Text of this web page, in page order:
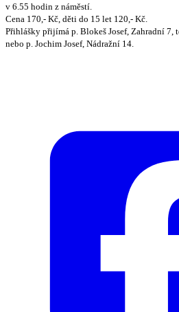
v 6.55 hodin z náměstí.
Cena 170,- Kč, děti do 15 let 120,- Kč.
Přihlášky přijímá p. Blokeš Josef, Zahradní 7,
nebo p. Jochim Josef, Nádražní 14.